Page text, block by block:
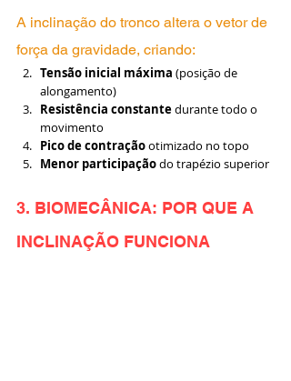
A inclinação do tronco altera o vetor de
força da gravidade, criando:
Tensão inicial máxima (posição de
alongamento)
Resistência constante durante todo o
movimento
Pico de contração otimizado no topo
Menor participação do trapézio superior
3. BIOMECÂNICA: POR QUE A
INCLINAÇÃO FUNCIONA